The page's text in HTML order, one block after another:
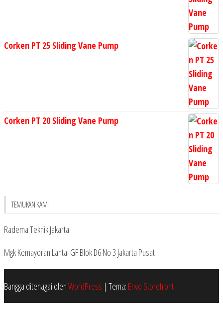
Corken PT 25 Sliding Vane Pump
Corken PT 20 Sliding Vane Pump
TEMUKAN KAMI
Radema Teknik Jakarta
Mgk Kemayoran Lantai GF Blok D6 No 3 Jakarta Pusat
Bangga ditenagai olehWordPress | Tema: Envo Storefront